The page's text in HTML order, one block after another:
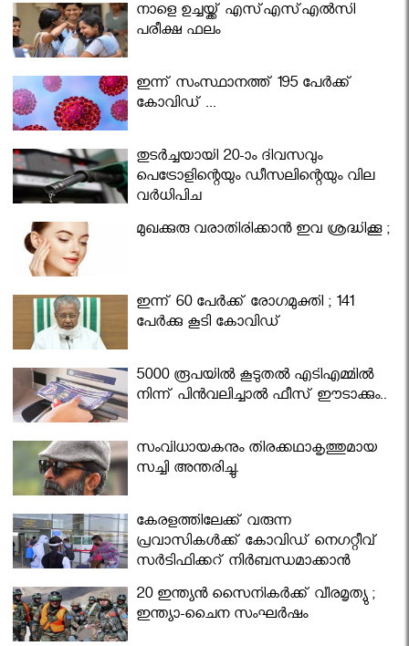
നാളെ ഉച്ചയ്ക്ക് എസ്എസ്എല്‍സി
പരീക്ഷ ഫലം
ഇന്ന് സംസ്ഥാനത്ത് 195 പേര്‍ക്ക്
കോവിഡ് ...
തുടർച്ചയായി 20-ാം ദിവസവും
പെട്രോളിന്റെയും ഡീസലിന്റെയും വില
വര്‍ധിപ്പിച്ചു
മുഖക്കുരു വരാതിരിക്കാന്‍ ഇവ ശ്രദ്ധിക്കൂ ;
ഇന്ന് 60 പേർക്ക് രോഗമുക്തി ; 141
പേര്‍ക്കു കൂടി കോവിഡ്
5000 രൂപയിൽ കൂടുതൽ എടിഎമ്മിൽ
നിന്ന് പിൻവലിച്ചാൽ ഫീസ് ഈടാക്കും..
സംവിധായകനും തിരക്കഥാകൃത്തുമായ
സച്ചി അന്തരിച്ചു.
കേരളത്തിലേക്ക് വരുന്ന
പ്രവാസികള്‍ക്ക് കോവിഡ് നെഗറ്റീവ്
സര്‍ട്ടിഫിക്കറ്റ് നിർബന്ധമാക്കാൻ
മന്ത്രിസഭ
20 ഇന്ത്യൻ സൈനികർക്ക് വീരമൃത്യു ;
ഇന്ത്യാ-ചൈന സംഘർഷം